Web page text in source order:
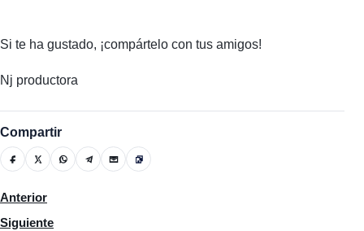
Si te ha gustado, ¡compártelo con tus amigos!
Nj productora
Compartir
Artículo anterior: Luis Fernando Guzmán con los deportes en
Anterior
Artículo siguiente: Los comentarios de Carlos Cota Lama en La
Siguiente